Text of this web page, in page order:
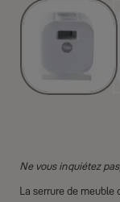
Ne vous inquiétez
La serrure de